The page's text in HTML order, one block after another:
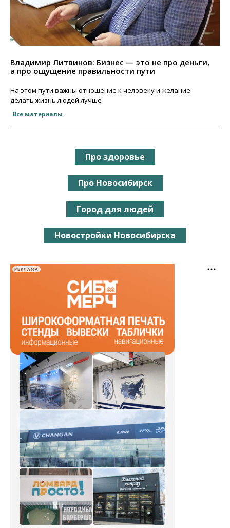
Владимир Литвинов: Бизнес — это не про деньги,
а про ощущение правильности пути
На этом пути важны отношение к человеку и желание
делать жизнь людей лучше
Все материалы
Про здоровье
Про Новосибирск
Город для людей
Новостройки Новосибирска
РЕКЛАМА